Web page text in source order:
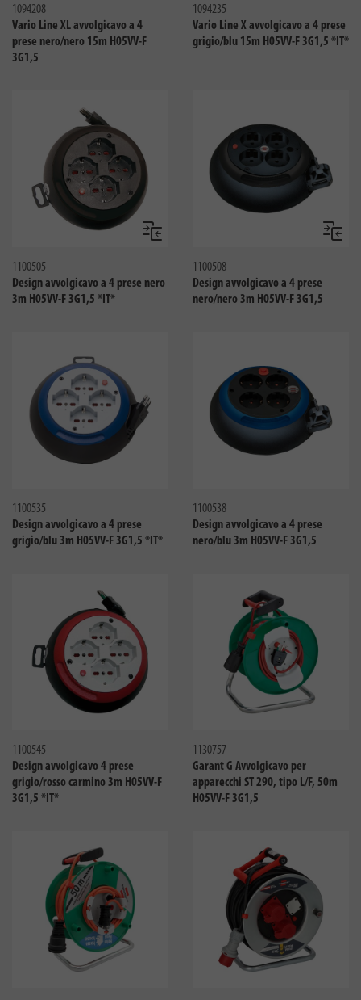
1094208
Vario Line XL avvolgicavo a 4
prese nero/nero 15m H05VV-F
3G1,5
1094235
Vario Line X avvolgicavo a 4 prese
grigio/blu 15m H05VV-F 3G1,5 *IT*
Confronta
1100505
Design avvolgicavo a 4 prese nero
3m H05VV-F 3G1,5 *IT*
1100508
Design avvolgicavo a 4 prese
nero/nero 3m H05VV-F 3G1,5
1100535
Design avvolgicavo a 4 prese
grigio/blu 3m H05VV-F 3G1,5 *IT*
1100538
Design avvolgicavo a 4 prese
nero/blu 3m H05VV-F 3G1,5
1100545
Design avvolgicavo 4 prese
grigio/rosso carmino 3m H05VV-F
3G1,5 *IT*
1130757
Garant G Avvolgicavo per
apparecchi ST 290, tipo L/F, 50m
H05VV-F 3G1,5